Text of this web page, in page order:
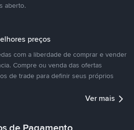
aberto.
preços
com a liberdade de comprar e vender
Compre ou venda das ofertas
de trade para definir seus próprios
Ver mais